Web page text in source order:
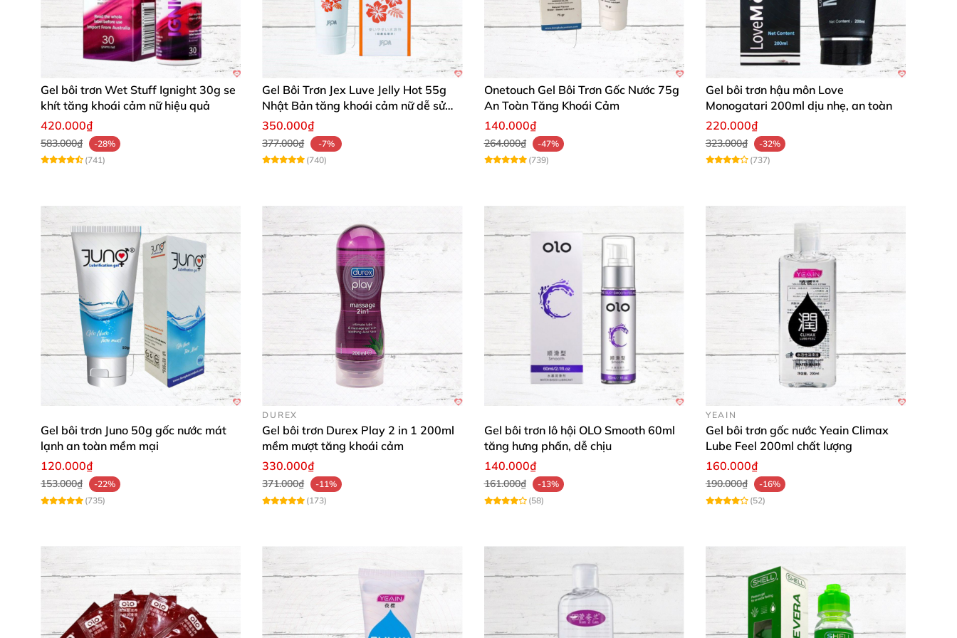
Gel bôi trơn Wet Stuff Ignight 30g se
khít tăng khoái cảm nữ hiệu quả
420.000₫
583.000₫
-28%
(741)
Gel Bôi Trơn Jex Luve Jelly Hot 55g
Nhật Bản tăng khoái cảm nữ dễ sử
dụng
350.000₫
377.000₫
-7%
(740)
Onetouch Gel Bôi Trơn Gốc Nước 75g
An Toàn Tăng Khoái Cảm
140.000₫
264.000₫
-47%
(739)
Gel bôi trơn hậu môn Love
Monogatari 200ml dịu nhẹ, an toàn
220.000₫
323.000₫
-32%
(737)
Gel bôi trơn Juno 50g gốc nước mát
lạnh an toàn mềm mại
120.000₫
153.000₫
-22%
(735)
DUREX
Gel bôi trơn Durex Play 2 in 1 200ml
mềm mượt tăng khoái cảm
330.000₫
371.000₫
-11%
(173)
Gel bôi trơn lô hội OLO Smooth 60ml
tăng hưng phấn, dễ chịu
140.000₫
161.000₫
-13%
(58)
YEAIN
Gel bôi trơn gốc nước Yeain Climax
Lube Feel 200ml chất lượng
160.000₫
190.000₫
-16%
(52)